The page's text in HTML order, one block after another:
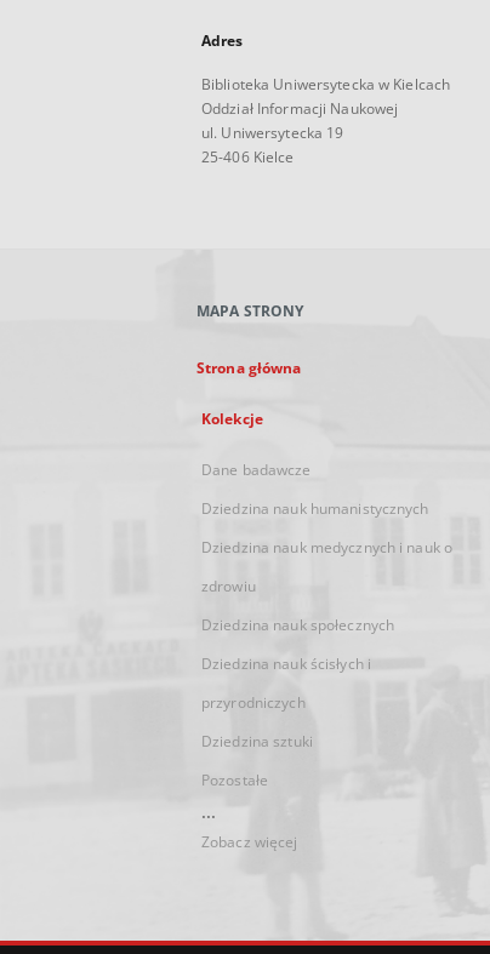
Adres
Biblioteka Uniwersytecka w Kielcach
Oddział Informacji Naukowej
ul. Uniwersytecka 19
25-406 Kielce
MAPA STRONY
Strona główna
Kolekcje
Dane badawcze
Dziedzina nauk humanistycznych
Dziedzina nauk medycznych i nauk o
zdrowiu
Dziedzina nauk społecznych
Dziedzina nauk ścisłych i
przyrodniczych
Dziedzina sztuki
Pozostałe
...
Zobacz więcej